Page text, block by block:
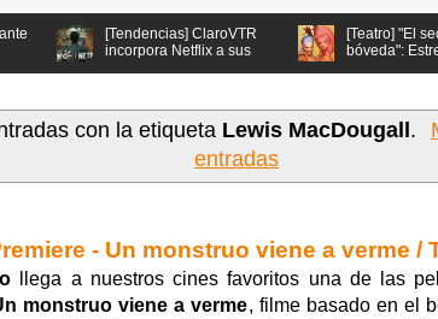
[Tendencias] ClaroVTR
incorpora Netflix a sus
[Teatro] "El secreto de la
bóveda": Estreno de
con la etiqueta Lewis MacDougall .
entradas
- Un monstruo viene a verme /
llega a nuestros cines favoritos una de las
monstruo viene a verme, filme basado en el